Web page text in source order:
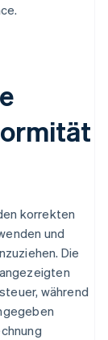
korrekten
und
Die
während